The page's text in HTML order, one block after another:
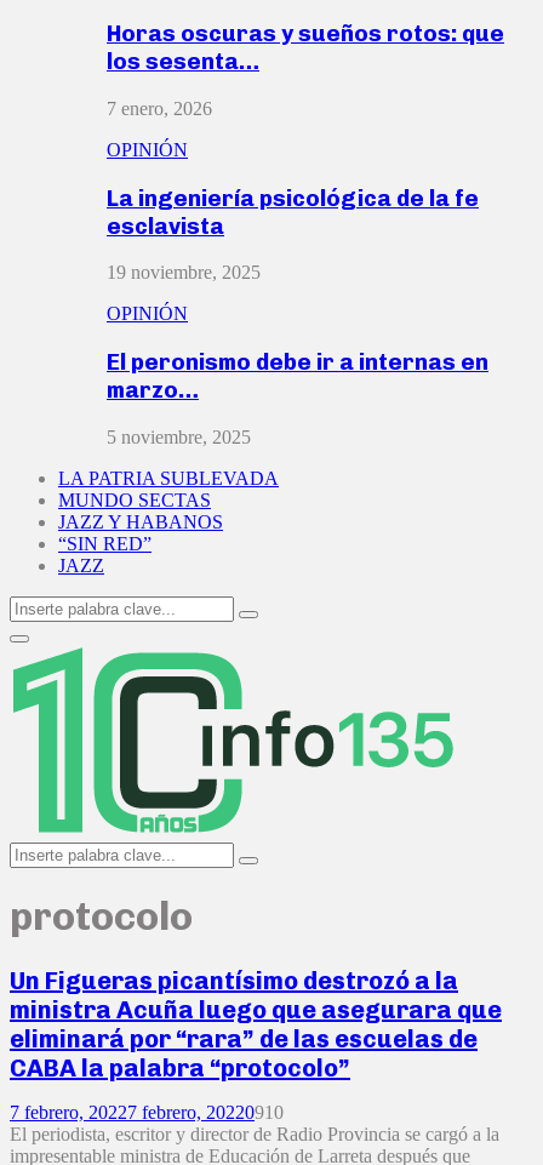
Horas oscuras y sueños rotos: que
los sesenta…
7 enero, 2026
OPINIÓN
La ingeniería psicológica de la fe
esclavista
19 noviembre, 2025
OPINIÓN
El peronismo debe ir a internas en
marzo…
5 noviembre, 2025
LA PATRIA SUBLEVADA
MUNDO SECTAS
JAZZ Y HABANOS
“SIN RED”
JAZZ
Search
for:
Search
Primary
Menu
Search
for:
Search
protocolo
Un Figueras picantísimo destrozó a la
ministra Acuña luego que asegurara que
eliminará por “rara” de las escuelas de
CABA la palabra “protocolo”
7 febrero, 20227 febrero, 20220910
El periodista, escritor y director de Radio Provincia se cargó a la
impresentable ministra de Educación de Larreta después que